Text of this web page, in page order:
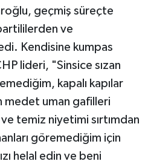
geçmiş süreçte
ve
Kendisine kumpas
lideri, "Sinsice sızan
kapalı kapılar
medet uman gafilleri
temiz niyetimi sırtımdan
göremediğim için
helal edin ve beni